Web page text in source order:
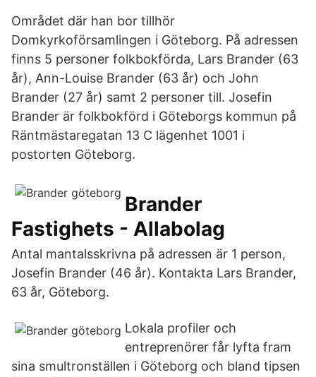
Området där han bor tillhör
Domkyrkoförsamlingen i Göteborg. På adressen
finns 5 personer folkbokförda, Lars Brander (63
år), Ann-Louise Brander (63 år) och John
Brander (27 år) samt 2 personer till. Josefin
Brander är folkbokförd i Göteborgs kommun på
Räntmästaregatan 13 C lägenhet 1001 i
postorten Göteborg.
Brander
Fastighets - Allabolag
Antal mantalsskrivna på adressen är 1 person,
Josefin Brander (46 år). Kontakta Lars Brander,
63 år, Göteborg.
Lokala profiler och
entreprenörer får lyfta fram
sina smultronställen i Göteborg och bland tipsen